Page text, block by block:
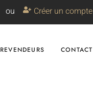
ou Créer un compte
REVENDEURS CONTACT